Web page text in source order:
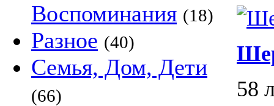
Воспоминания (18)
Разное (40)
Семья, Дом, Дети
(66)
58